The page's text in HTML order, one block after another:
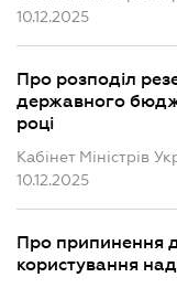
10.12.2025
Про розподіл
державного
році
Кабінет Міністрів
10.12.2025
Про припинення
користування